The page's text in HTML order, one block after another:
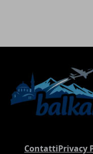
ContattiPrivacy